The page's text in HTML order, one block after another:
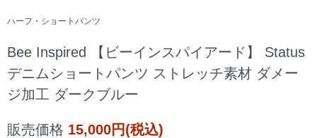
ハーフ・ショートパンツ
Bee Inspired 【ビーインスパイアード】 Status
デニムショートパンツ ストレッチ素材 ダメー
ジ加工 ダークブルー
販売価格 15,000円(税込)